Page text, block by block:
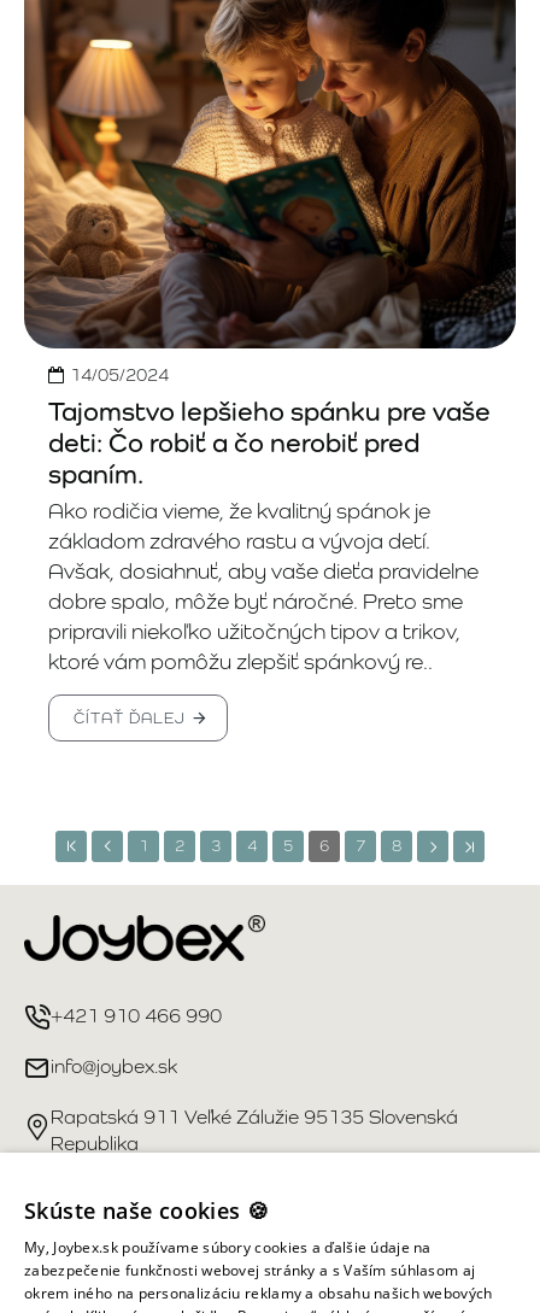
14/05/2024
Tajomstvo lepšieho spánku pre vaše
deti: Čo robiť a čo nerobiť pred
spaním.
Ako rodičia vieme, že kvalitný spánok je
základom zdravého rastu a vývoja detí.
Avšak, dosiahnuť, aby vaše dieťa pravidelne
dobre spalo, môže byť náročné. Preto sme
pripravili niekoľko užitočných tipov a trikov,
ktoré vám pomôžu zlepšiť spánkový re..
ČÍTAŤ ĎALEJ
1 2 3 4 5 6 7 8
+421 910 466 990
info@joybex.sk
Rapatská 911 Veľké Zálužie 95135 Slovenská
Republika
Užitočné odkazy
Účet
Skúste naše cookies 🍪
My, Joybex.sk používame súbory cookies a ďalšie údaje na
zabezpečenie funkčnosti webovej stránky a s Vaším súhlasom aj
okrem iného na personalizáciu reklamy a obsahu našich webových